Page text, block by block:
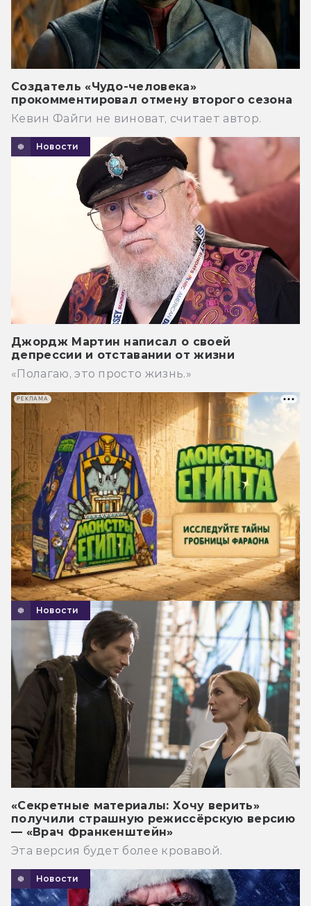
Создатель «Чудо-человека»
прокомментировал отмену второго сезона
Кевин Файги не виноват, считает автор.
Новости
Джордж Мартин написал о своей
депрессии и отставании от жизни
«Полагаю, это просто жизнь.»
Новости
«Секретные материалы: Хочу верить»
получили страшную режиссёрскую версию
— «Врач Франкенштейн»
Эта версия будет более кровавой.
Новости
РЕКЛАМА